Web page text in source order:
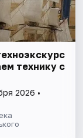
технику с
2026 •